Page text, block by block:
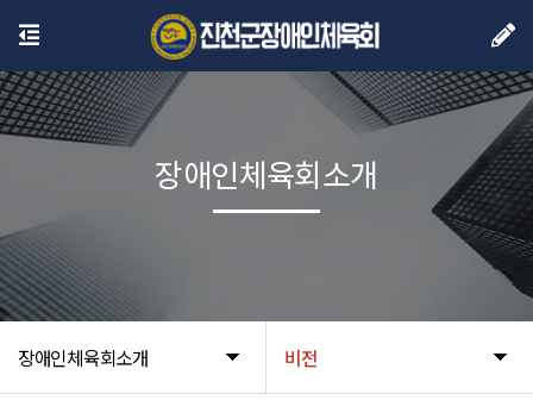
장애인체육회소개 비전
장애인체육회소개